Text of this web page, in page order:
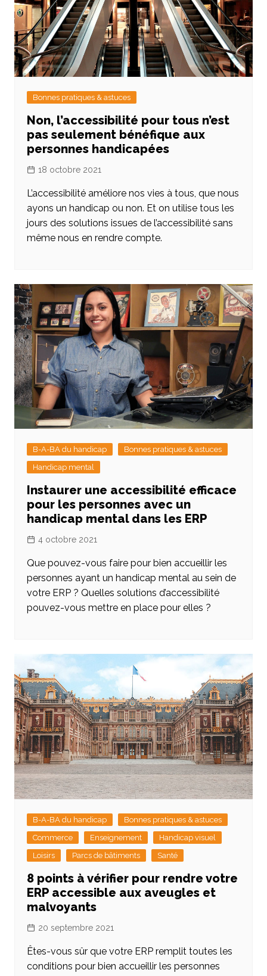
Bonnes pratiques & astuces
Non, l’accessibilité pour tous n’est
pas seulement bénéfique aux
personnes handicapées
18 octobre 2021
L’accessibilité améliore nos vies à tous, que nous
ayons un handicap ou non. Et on utilise tous les
jours des solutions issues de l’accessibilité sans
même nous en rendre compte.
B-A-BA du handicap
Bonnes pratiques & astuces
Handicap mental
Instaurer une accessibilité efficace
pour les personnes avec un
handicap mental dans les ERP
4 octobre 2021
Que pouvez-vous faire pour bien accueillir les
personnes ayant un handicap mental au sein de
votre ERP ? Quelles solutions d’accessibilité
pouvez-vous mettre en place pour elles ?
B-A-BA du handicap
Bonnes pratiques & astuces
Commerce
Enseignement
Handicap visuel
Loisirs
Parcs de bâtiments Santé
8 points à vérifier pour rendre votre
ERP accessible aux aveugles et
malvoyants
20 septembre 2021
Êtes-vous sûr que votre ERP remplit toutes les
conditions pour bien accueillir les personnes